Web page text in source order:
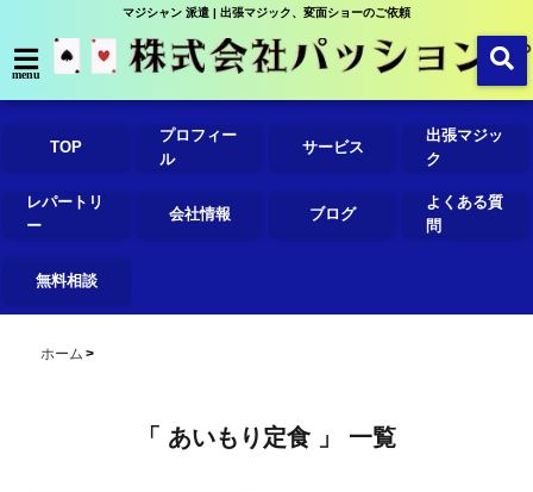
マジシャン 派遣 | 出張マジック、変面ショーのご依頼
menu
TOP
プロフィー
ル
サービス
出張マジッ
ク
レパートリ
ー
会社情報 ブログ
よくある質
問
無料相談
ホーム
「 あいもり定食 」 一覧